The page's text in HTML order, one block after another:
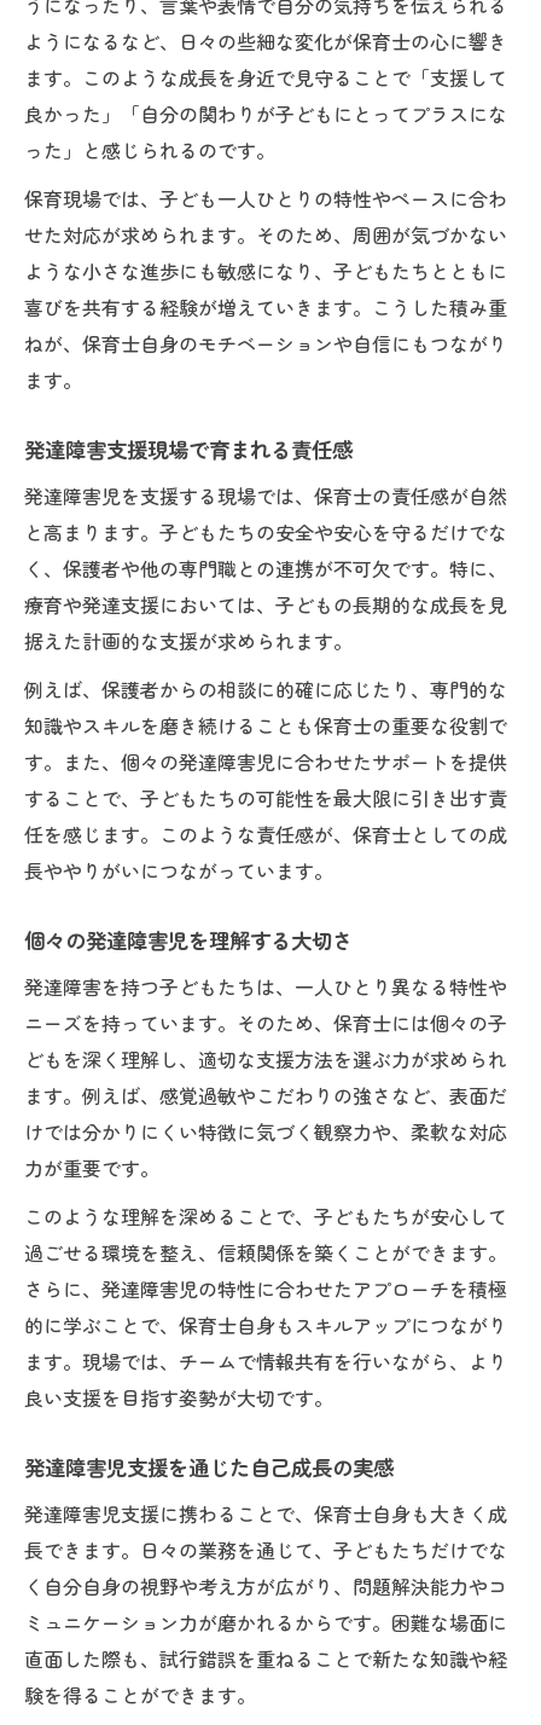
ようになるなど、日々の些細な変化が保育士の心に響き
ます。このような成長を身近で見守ることで「支援して
良かった」「自分の関わりが子どもにとってプラスにな
った」と感じられるのです。
保育現場では、子ども一人ひとりの特性やペースに合わ
せた対応が求められます。そのため、周囲が気づかない
ような小さな進歩にも敏感になり、子どもたちとともに
喜びを共有する経験が増えていきます。こうした積み重
ねが、保育士自身のモチベーションや自信にもつながり
ます。
発達障害支援現場で育まれる責任感
発達障害児を支援する現場では、保育士の責任感が自然
と高まります。子どもたちの安全や安心を守るだけでな
く、保護者や他の専門職との連携が不可欠です。特に、
療育や発達支援においては、子どもの長期的な成長を見
据えた計画的な支援が求められます。
例えば、保護者からの相談に的確に応じたり、専門的な
知識やスキルを磨き続けることも保育士の重要な役割で
す。また、個々の発達障害児に合わせたサポートを提供
することで、子どもたちの可能性を最大限に引き出す責
任を感じます。このような責任感が、保育士としての成
長ややりがいにつながっています。
個々の発達障害児を理解する大切さ
発達障害を持つ子どもたちは、一人ひとり異なる特性や
ニーズを持っています。そのため、保育士には個々の子
どもを深く理解し、適切な支援方法を選ぶ力が求められ
ます。例えば、感覚過敏やこだわりの強さなど、表面だ
けでは分かりにくい特徴に気づく観察力や、柔軟な対応
力が重要です。
このような理解を深めることで、子どもたちが安心して
過ごせる環境を整え、信頼関係を築くことができます。
さらに、発達障害児の特性に合わせたアプローチを積極
的に学ぶことで、保育士自身もスキルアップにつながり
ます。現場では、チームで情報共有を行いながら、より
良い支援を目指す姿勢が大切です。
発達障害児支援を通じた自己成長の実感
発達障害児支援に携わることで、保育士自身も大きく成
長できます。日々の業務を通じて、子どもたちだけでな
く自分自身の視野や考え方が広がり、問題解決能力やコ
ミュニケーション力が磨かれるからです。困難な場面に
直面した際も、試行錯誤を重ねることで新たな知識や経
験を得ることができます。